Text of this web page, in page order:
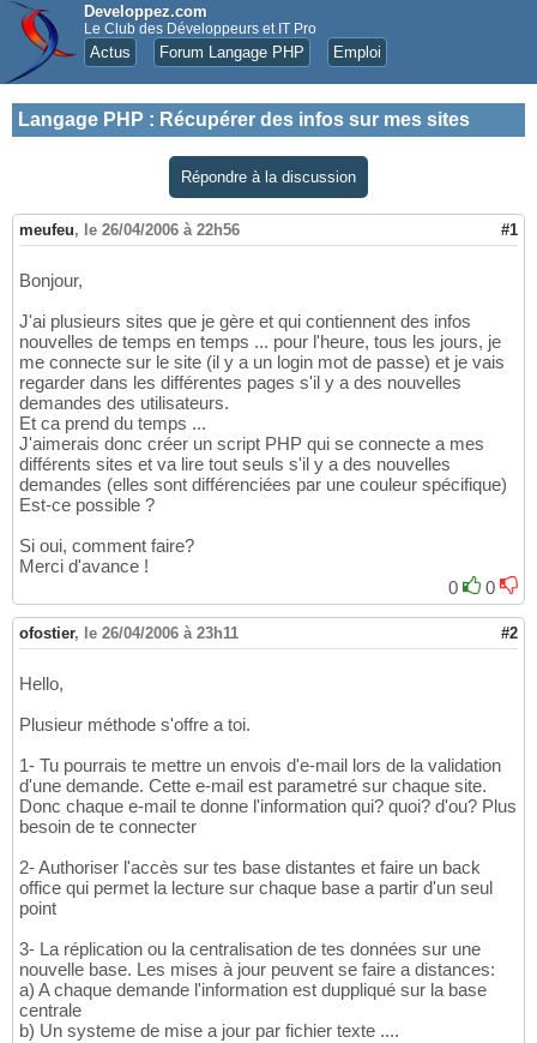
Developpez.com
Le Club des Développeurs et IT Pro
Actus Forum Langage PHP Emploi
Langage PHP : Récupérer des infos sur mes sites
Répondre à la discussion
meufeu, le 26/04/2006 à 22h56 #1
Bonjour,
J'ai plusieurs sites que je gère et qui contiennent des infos
nouvelles de temps en temps ... pour l'heure, tous les jours, je
me connecte sur le site (il y a un login mot de passe) et je vais
regarder dans les différentes pages s'il y a des nouvelles
demandes des utilisateurs.
Et ca prend du temps ...
J'aimerais donc créer un script PHP qui se connecte a mes
différents sites et va lire tout seuls s'il y a des nouvelles
demandes (elles sont différenciées par une couleur spécifique)
Est-ce possible ?
Si oui, comment faire?
Merci d'avance !
0
0
ofostier, le 26/04/2006 à 23h11 #2
Hello,
Plusieur méthode s'offre a toi.
1- Tu pourrais te mettre un envois d'e-mail lors de la validation
d'une demande. Cette e-mail est parametré sur chaque site.
Donc chaque e-mail te donne l'information qui? quoi? d'ou? Plus
besoin de te connecter
2- Authoriser l'accès sur tes base distantes et faire un back
office qui permet la lecture sur chaque base a partir d'un seul
point
3- La réplication ou la centralisation de tes données sur une
nouvelle base. Les mises à jour peuvent se faire a distances:
a) A chaque demande l'information est duppliqué sur la base
centrale
b) Un systeme de mise a jour par fichier texte ....